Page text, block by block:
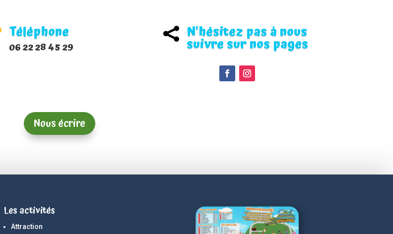
Téléphone
06 22 28 45 29
 N'hésitez pas à nous
suivre sur nos pages
Nous écrire
Les activités
Attraction